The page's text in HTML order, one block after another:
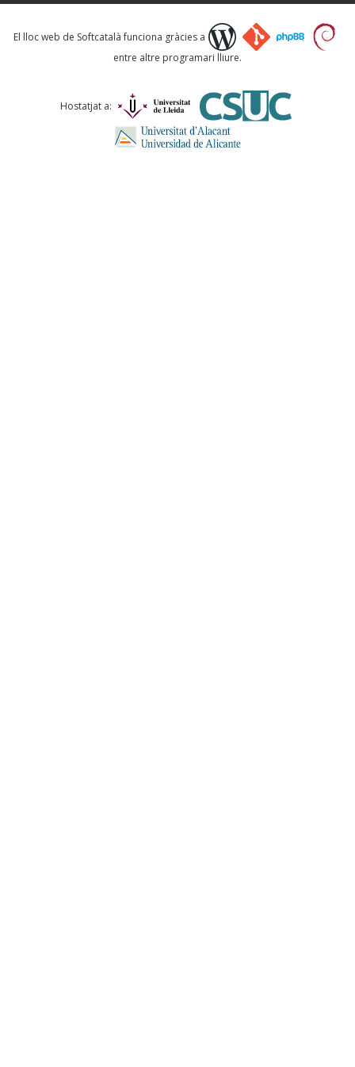
Què proposeu?
Comentari *
El lloc web de Softcatalà funciona gràcies a
entre altre programari lliure.
Hostatjat a: